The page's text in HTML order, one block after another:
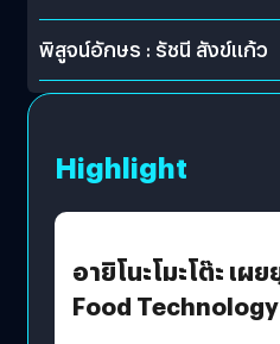
พิสูจน์อักษร : รัชนี สังข์แก้ว
Highlight
อายิโนะโมะโต๊ะ เผ
Food Technology